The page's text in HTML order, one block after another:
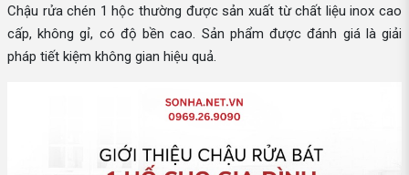
Chậu rửa chén 1 hộc thường được sản xuất từ chất liệu inox cao
cấp, không gỉ, có độ bền cao. Sản phẩm được đánh giá là giải
pháp tiết kiệm không gian hiệu quả.